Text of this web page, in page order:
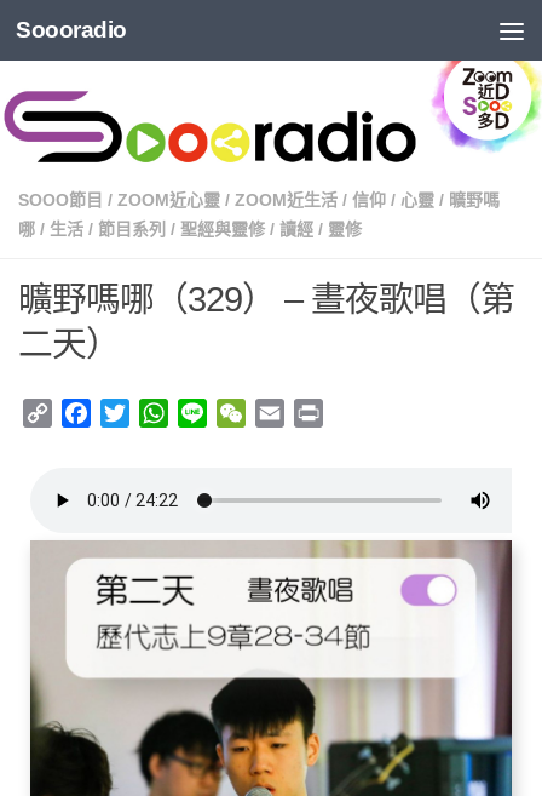
Soooradio
SOOO節目 / ZOOM近心靈 / ZOOM近生活 / 信仰 / 心靈 / 曠野嗎
哪 / 生活 / 節目系列 / 聖經與靈修 / 讀經 / 靈修
曠野嗎哪（329） – 晝夜歌唱（第
二天）
Copy
Facebook
TwitterWhatsApp
Line WeChat
Email